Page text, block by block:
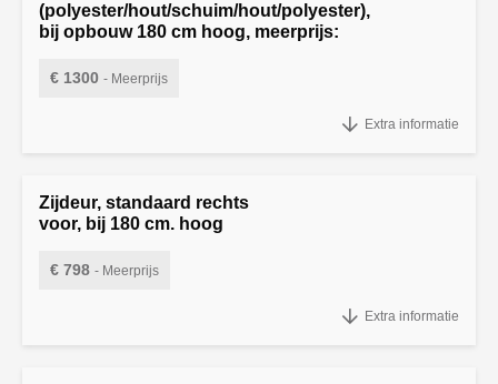
(polyester/hout/schuim/hout/polyester),
bij opbouw 180 cm hoog, meerprijs:
€ 1300 - Meerprijs
Extra informatie
Zijdeur, standaard rechts
voor, bij 180 cm. hoog
€ 798 - Meerprijs
Extra informatie